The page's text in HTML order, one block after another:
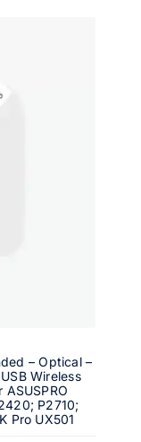
– Optical –
Wireless
ASUSPRO
P2710;
Pro UX501